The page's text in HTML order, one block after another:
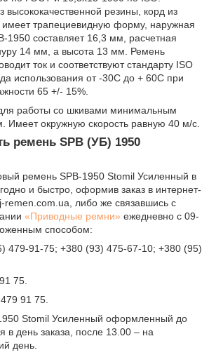
высококачественной резины, корд из
трапециевидную форму, наружная
1950 составляет 16,3 мм, расчетная
14 мм, а высота 13 мм. Ремень
ток и соответствуют стандарту ISO
использования от -30С до + 60С при
65 +/- 15%.
работы со шкивами минимальным
Имеет окружную скорость равную 40 м/с.
ремень SPB (УБ) 1950
ремень SPB-1950 Stomil Усиленный в
и быстро, оформив заказ в интернет-
remen.com.ua, либо же связавшись с
«Приводные ремни» ежедневно с 09-
способом:
479-91-75; +380 (93) 475-67-10; +380 (95)
75.
91 75.
Stomil Усиленный оформленный до
в день заказа, после 13.00 – на
день.